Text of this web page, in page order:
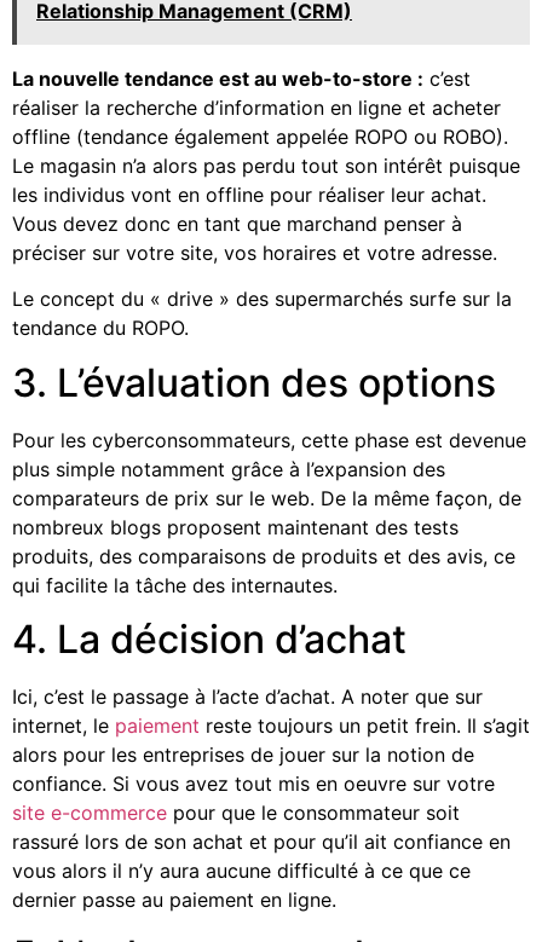
Relationship Management (CRM)
La nouvelle tendance est au web-to-store : c’est
réaliser la recherche d’information en ligne et acheter
offline (tendance également appelée ROPO ou ROBO).
Le magasin n’a alors pas perdu tout son intérêt puisque
les individus vont en offline pour réaliser leur achat.
Vous devez donc en tant que marchand penser à
préciser sur votre site, vos horaires et votre adresse.
Le concept du « drive » des supermarchés surfe sur la
tendance du ROPO.
3. L’évaluation des options
Pour les cyberconsommateurs, cette phase est devenue
plus simple notamment grâce à l’expansion des
comparateurs de prix sur le web. De la même façon, de
nombreux blogs proposent maintenant des tests
produits, des comparaisons de produits et des avis, ce
qui facilite la tâche des internautes.
4. La décision d’achat
Ici, c’est le passage à l’acte d’achat. A noter que sur
internet, le paiement reste toujours un petit frein. Il s’agit
alors pour les entreprises de jouer sur la notion de
confiance. Si vous avez tout mis en oeuvre sur votre
site e-commerce pour que le consommateur soit
rassuré lors de son achat et pour qu’il ait confiance en
vous alors il n’y aura aucune difficulté à ce que ce
dernier passe au paiement en ligne.